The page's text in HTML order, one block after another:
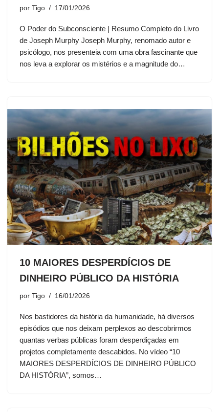
por Tigo 17/01/2026
O Poder do Subconsciente | Resumo Completo do Livro
de Joseph Murphy Joseph Murphy, renomado autor e
psicólogo, nos presenteia com uma obra fascinante que
nos leva a explorar os mistérios e a magnitude do…
10 MAIORES DESPERDÍCIOS DE
DINHEIRO PÚBLICO DA HISTÓRIA
por Tigo 16/01/2026
Nos bastidores da história da humanidade, há diversos
episódios que nos deixam perplexos ao descobrirmos
quantas verbas públicas foram desperdiçadas em
projetos completamente descabidos. No vídeo “10
MAIORES DESPERDÍCIOS DE DINHEIRO PÚBLICO
DA HISTÓRIA”, somos…